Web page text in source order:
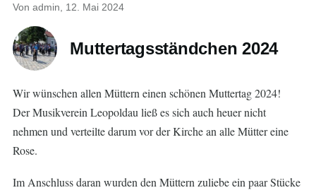
Von admin , 12. Mai 2024
Muttertagsständchen 2024
Wir wünschen allen Müttern einen schönen Muttertag 2024!
Der Musikverein Leopoldau ließ es sich auch heuer nicht
nehmen und verteilte darum vor der Kirche an alle Mütter eine
Rose.
Im Anschluss daran wurden den Müttern zuliebe ein paar Stücke